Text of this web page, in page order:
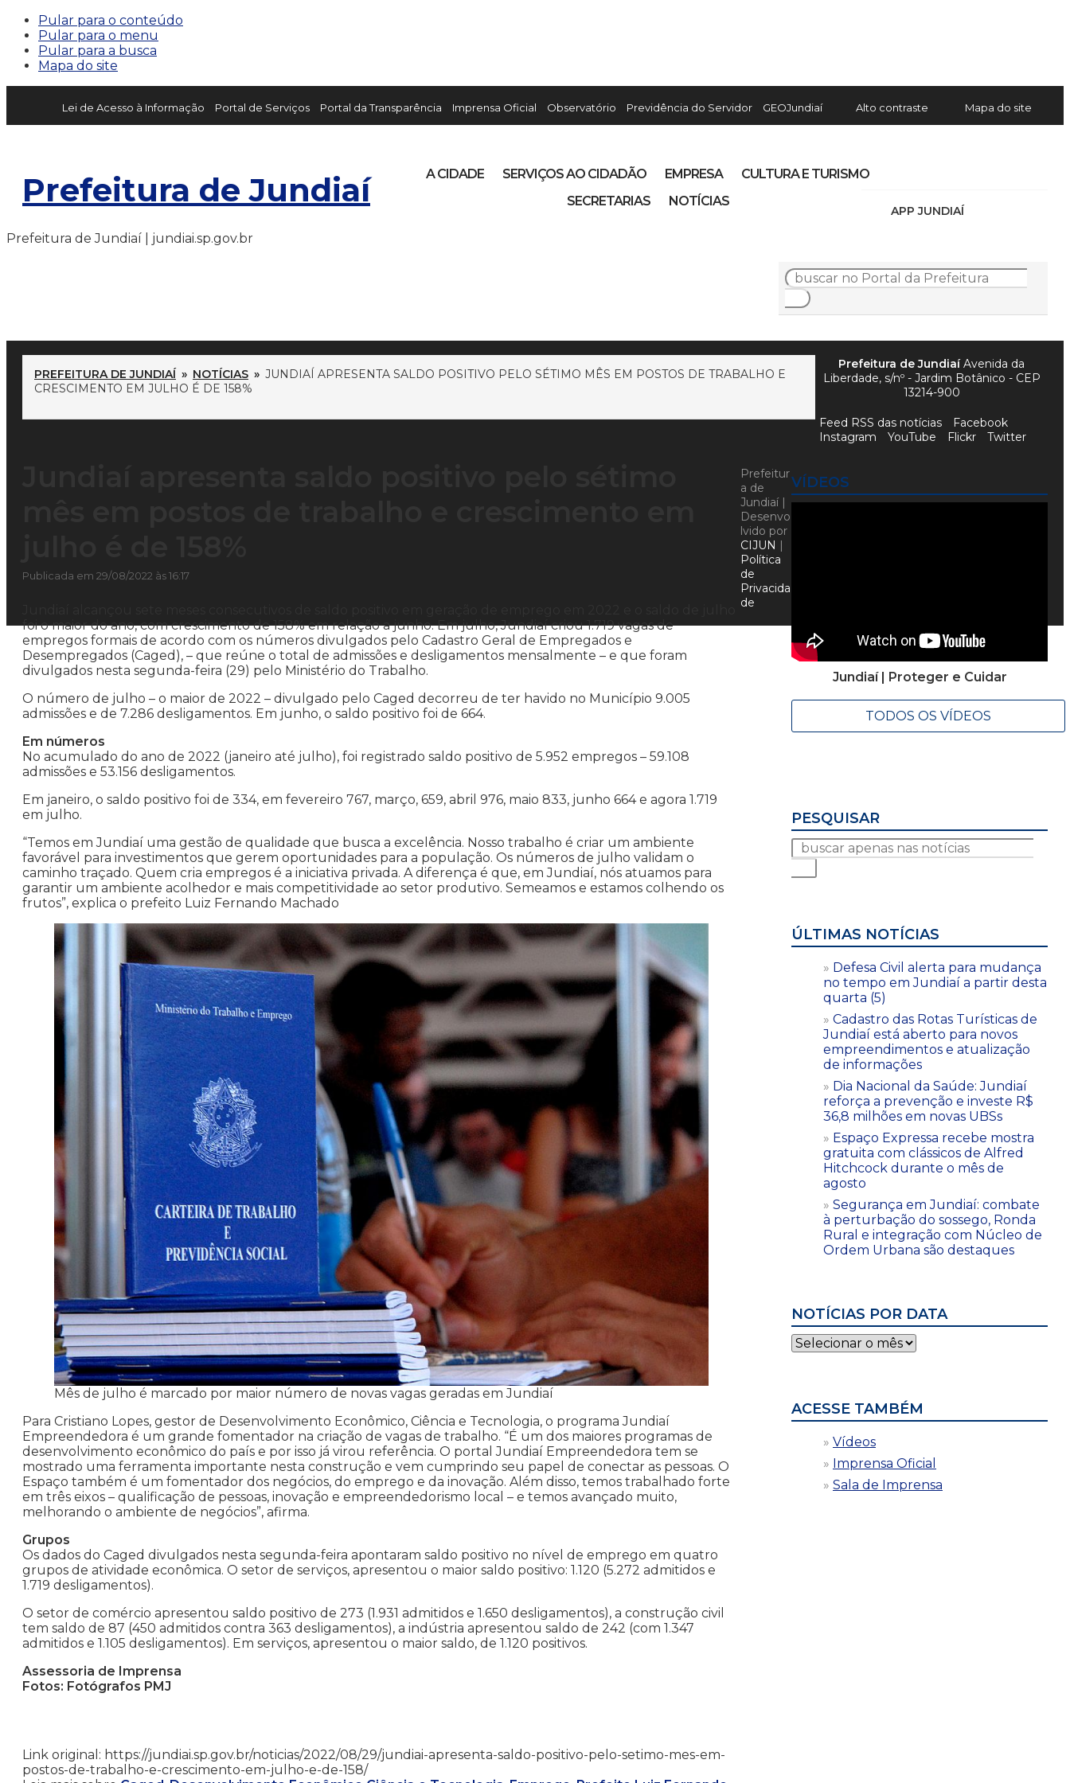
Pular para o conteúdo
Pular para o menu
Pular para a busca
Mapa do site
Lei de Acesso à Informação Portal de Serviços Portal da Transparência Imprensa Oficial Observatório Previdência do Servidor GEOJundiaí Alto contraste Mapa do site
Prefeitura de Jundiaí
APP JUNDIAÍ
A CIDADE SERVIÇOS AO CIDADÃO EMPRESA
CULTURA E TURISMO
SECRETARIAS
NOTÍCIAS
Prefeitura de Jundiaí | jundiai.sp.gov.br
PREFEITURA DE JUNDIAÍ » NOTÍCIAS » JUNDIAÍ APRESENTA SALDO POSITIVO PELO SÉTIMO MÊS EM POSTOS DE TRABALHO E
CRESCIMENTO EM JULHO É DE 158%
Publicada em 29/08/2022 às 16:17
foi o maior do ano, com crescimento de 158% em relação a junho. Em julho, Jundiaí criou 1.719 vagas de
empregos formais de acordo com os números divulgados pelo Cadastro Geral de Empregados e
Desempregados (Caged), – que reúne o total de admissões e desligamentos mensalmente – e que foram
divulgados nesta segunda-feira (29) pelo Ministério do Trabalho.
O número de julho – o maior de 2022 – divulgado pelo Caged decorreu de ter havido no Município 9.005
admissões e de 7.286 desligamentos. Em junho, o saldo positivo foi de 664.
Em números
No acumulado do ano de 2022 (janeiro até julho), foi registrado saldo positivo de 5.952 empregos – 59.108
admissões e 53.156 desligamentos.
Em janeiro, o saldo positivo foi de 334, em fevereiro 767, março, 659, abril 976, maio 833, junho 664 e agora 1.719
em julho.
“Temos em Jundiaí uma gestão de qualidade que busca a excelência. Nosso trabalho é criar um ambiente
favorável para investimentos que gerem oportunidades para a população. Os números de julho validam o
caminho traçado. Quem cria empregos é a iniciativa privada. A diferença é que, em Jundiaí, nós atuamos para
garantir um ambiente acolhedor e mais competitividade ao setor produtivo. Semeamos e estamos colhendo os
frutos”, explica o prefeito Luiz Fernando Machado
Mês de julho é marcado por maior número de novas vagas geradas em Jundiaí
Para Cristiano Lopes, gestor de Desenvolvimento Econômico, Ciência e Tecnologia, o programa Jundiaí
Empreendedora é um grande fomentador na criação de vagas de trabalho. “É um dos maiores programas de
desenvolvimento econômico do país e por isso já virou referência. O portal Jundiaí Empreendedora tem se
mostrado uma ferramenta importante nesta construção e vem cumprindo seu papel de conectar as pessoas. O
Espaço também é um fomentador dos negócios, do emprego e da inovação. Além disso, temos trabalhado forte
em três eixos – qualificação de pessoas, inovação e empreendedorismo local – e temos avançado muito,
melhorando o ambiente de negócios”, afirma.
Grupos
Os dados do Caged divulgados nesta segunda-feira apontaram saldo positivo no nível de emprego em quatro
grupos de atividade econômica. O setor de serviços, apresentou o maior saldo positivo: 1.120 (5.272 admitidos e
1.719 desligamentos).
O setor de comércio apresentou saldo positivo de 273 (1.931 admitidos e 1.650 desligamentos), a construção civil
tem saldo de 87 (450 admitidos contra 363 desligamentos), a indústria apresentou saldo de 242 (com 1.347
admitidos e 1.105 desligamentos). Em serviços, apresentou o maior saldo, de 1.120 positivos.
Assessoria de Imprensa
Fotos: Fotógrafos PMJ
Link original: https://jundiai.sp.gov.br/noticias/2022/08/29/jundiai-apresenta-saldo-positivo-pelo-setimo-mes-em-
postos-de-trabalho-e-crescimento-em-julho-e-de-158/
VÍDEOS
Jundiaí | Proteger e Cuidar
TODOS OS VÍDEOS
PESQUISAR
ÚLTIMAS NOTÍCIAS
Defesa Civil alerta para mudança
no tempo em Jundiaí a partir desta
quarta (5)
Cadastro das Rotas Turísticas de
Jundiaí está aberto para novos
empreendimentos e atualização
de informações
Dia Nacional da Saúde: Jundiaí
reforça a prevenção e investe R$
36,8 milhões em novas UBSs
Espaço Expressa recebe mostra
gratuita com clássicos de Alfred
Hitchcock durante o mês de
agosto
Segurança em Jundiaí: combate
à perturbação do sossego, Ronda
Rural e integração com Núcleo de
Ordem Urbana são destaques
NOTÍCIAS POR DATA
Notícias
por
ACESSE TAMBÉM
Vídeos
Imprensa Oficial
Sala de Imprensa
Prefeitura de JundiaíAvenida da
Liberdade, s/nº - Jardim Botânico - CEP
13214-900
Feed RSS das notícias
Facebook
Instagram
YouTube Flickr Twitter
Prefeitur
a de
Jundiaí |
Desenvo
lvido por
CIJUN |
Política
de
Privacida
de